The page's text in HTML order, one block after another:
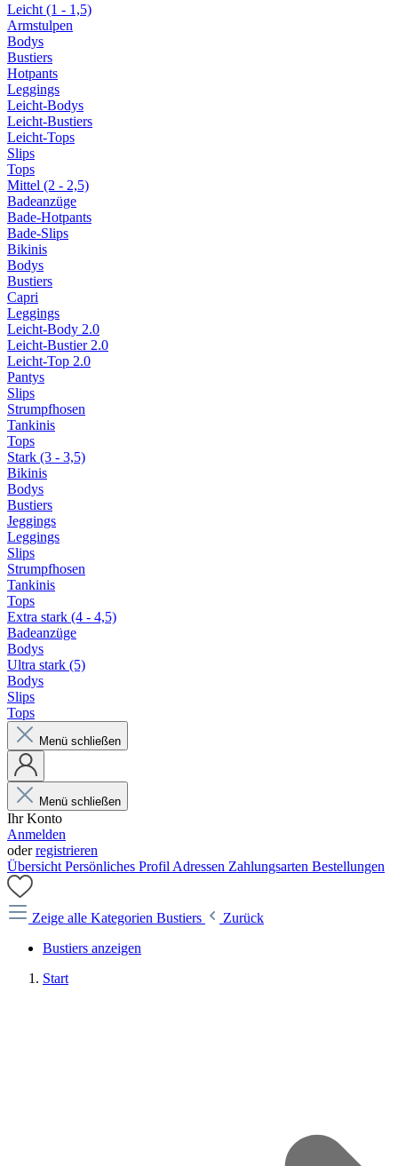
Leicht (1 - 1,5)
Armstulpen
Bodys
Bustiers
Hotpants
Leggings
Leicht-Bodys
Leicht-Bustiers
Leicht-Tops
Slips
Tops
Mittel (2 - 2,5)
Badeanzüge
Bade-Hotpants
Bade-Slips
Bikinis
Bodys
Bustiers
Capri
Leggings
Leicht-Body 2.0
Leicht-Bustier 2.0
Leicht-Top 2.0
Pantys
Slips
Strumpfhosen
Tankinis
Tops
Stark (3 - 3,5)
Bikinis
Bodys
Bustiers
Jeggings
Leggings
Slips
Strumpfhosen
Tankinis
Tops
Extra stark (4 - 4,5)
Badeanzüge
Bodys
Ultra stark (5)
Bodys
Slips
Tops
Menü schließen
Menü schließen
Ihr Konto
Anmelden
oderregistrieren
Übersicht Persönliches Profil Adressen Zahlungsarten Bestellungen
Zeige alle Kategorien Bustiers
Zurück
Bustiers anzeigen
Start